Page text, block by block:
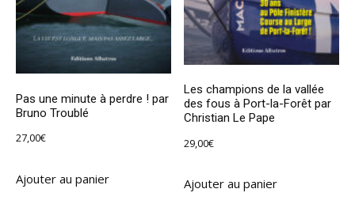
Pas une minute à perdre ! par
Bruno Troublé
27,00€
Ajouter au panier
Les champions de la vallée
des fous à Port-la-Forêt par
Christian Le Pape
29,00€
Ajouter au panier